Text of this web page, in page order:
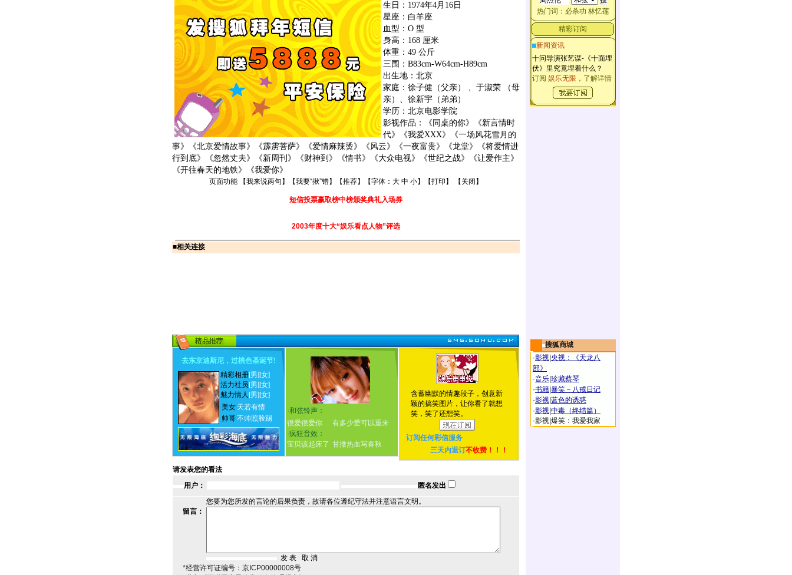
生日：1974年4月16日
星座：白羊座
血型：O 型
身高：168 厘米
体重：49 公斤
三围：B83cm-W64cm-H89cm
出生地：北京
家庭：徐子健（父亲） 、于淑荣 （母
亲）、徐新宇（弟弟）
学历：北京电影学院
影视作品：《同桌的你》《新言情时
代》《我爱XXX》《一场风花雪月的
事》《北京爱情故事》《霹雳菩萨》《爱情麻辣烫》《风云》《一夜富贵》《龙堂》《将爱情进
行到底》《忽然丈夫》《新周刊》《财神到》《情书》《大众电视》《世纪之战》《让爱作主》
《开往春天的地铁》《我爱你》
页面功能 【我来说两句 】【我要“揪”错】【推荐】【字体： 大 中 小】【打印 】 【 关闭 】
短信投票赢取榜中榜颁奖典礼入场券
2003年度十大“娱乐看点人物”评选
■相关连接
去东京迪斯尼，过桃色圣诞节!
精彩相册[男] [女]
活力社员 [男] [女]
魅力情人 [男] [女]
美女 天若有情
帅哥不帅照脸踢
·和弦铃声：
很爱很爱你
有多少爱可以重来
·疯狂音效：
宝贝该起床了 甘撒热血写春秋
含蓄幽默的情趣段子，创意新
颖的搞笑图片，让你看了就想
笑，笑了还想笑。
订阅任何彩信服务
三天内退订不收费！！！
请发表您的看法
用户：
匿名发出
您要为您所发的言论的后果负责，故请各位遵纪守法并注意语言文明。
留言：
*经营许可证编号：京ICP00000008号
热门词： 必杀功 林忆莲
精彩订阅
新闻资讯
十问导演张艺谋-《十面埋
伏》里究竟埋着什么？
订阅 娱乐无限 ，了解详情
搜狐商城
·影视 央视：《天龙八
部》
·音乐 珍藏蔡琴
·书籍 暴笑－八戒日记
·影视 蓝色的诱惑
·影视 中毒（终结篇）
·影视 爆笑：我爱我家